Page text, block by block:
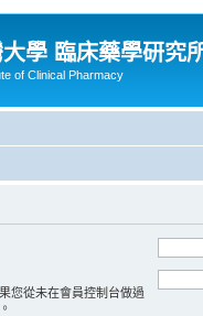
大學 臨床藥學研究
of Clinical Pharmacy
您從未在會員控制台做過